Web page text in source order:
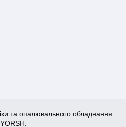
та опалювального обладнання
YORSH.